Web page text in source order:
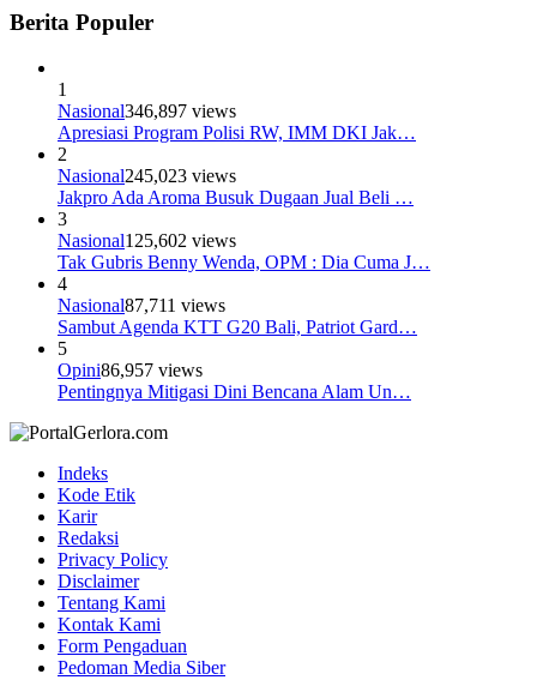
Berita Populer
1
Nasional346,897 views
Apresiasi Program Polisi RW, IMM DKI Jak…
2
Nasional245,023 views
Jakpro Ada Aroma Busuk Dugaan Jual Beli …
3
Nasional125,602 views
Tak Gubris Benny Wenda, OPM : Dia Cuma J…
4
Nasional87,711 views
Sambut Agenda KTT G20 Bali, Patriot Gard…
5
Opini86,957 views
Pentingnya Mitigasi Dini Bencana Alam Un…
Indeks
Kode Etik
Karir
Redaksi
Privacy Policy
Disclaimer
Tentang Kami
Kontak Kami
Form Pengaduan
Pedoman Media Siber